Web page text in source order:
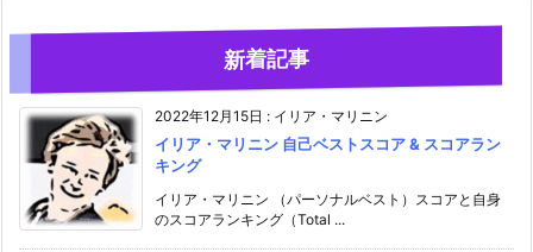
新着記事
2022年12月15日 : イリア・マリニン
イリア・マリニン 自己ベストスコア & スコアラン
キング
イリア・マリニン （パーソナルベスト）スコアと自身
のスコアランキング（Total ...